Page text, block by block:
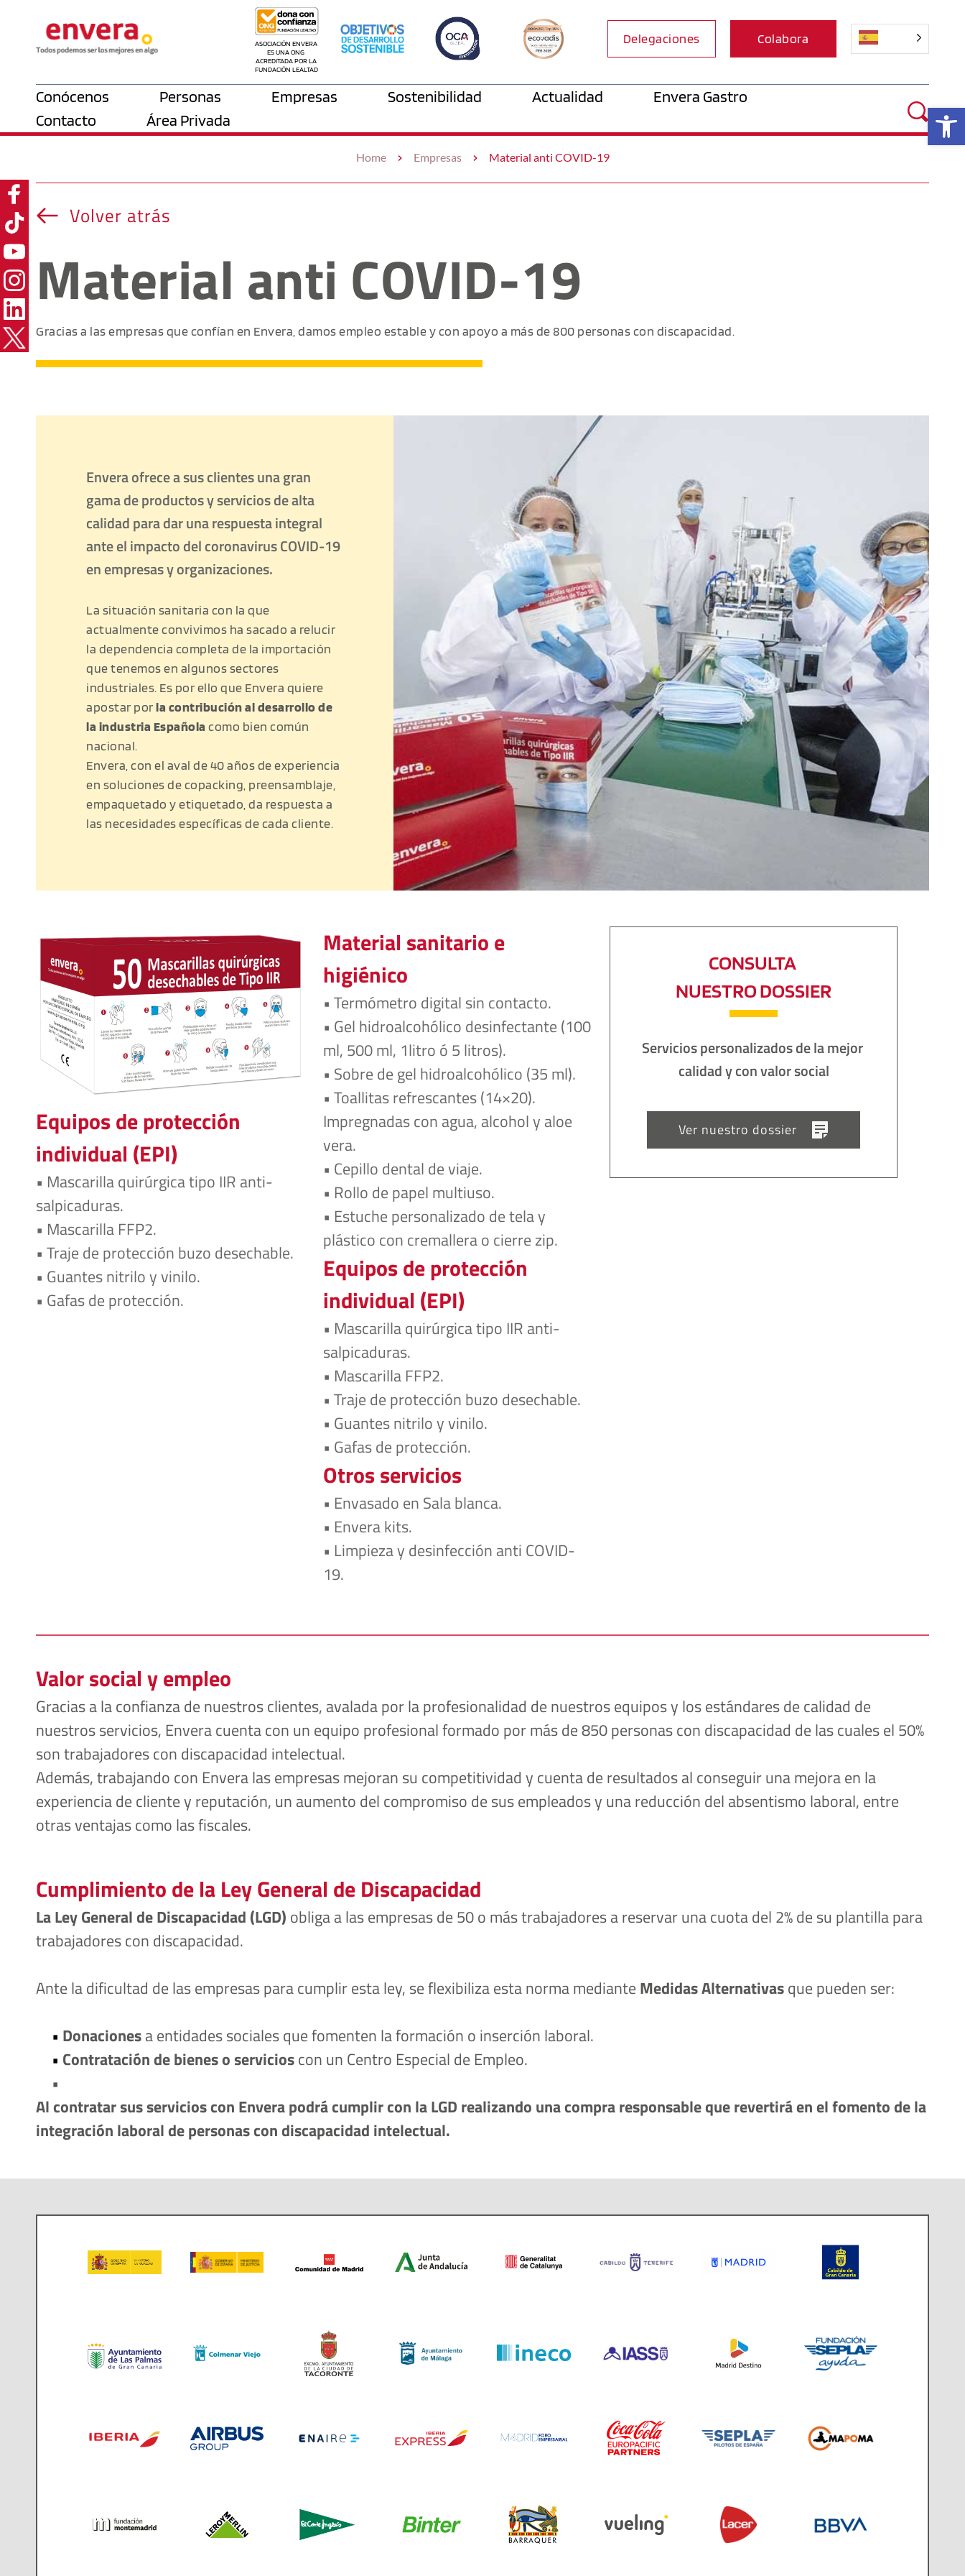
ASOCIACIÓN ENVERA
ES UNA ONG
ACREDITADA POR LA
FUNDACIÓN LEALTAD
Delegaciones Colabora
Conócenos Personas Empresas Sostenibilidad Actualidad
Envera Gastro
Contacto
Área Privada
Home Empresas Material anti COVID-19
Volver atrás
Material anti COVID-19
Gracias a las empresas que confían en Envera, damos empleo estable y con apoyo a más de 800 personas con discapacidad.
Envera ofrece a sus clientes una gran
gama de productos y servicios de alta
calidad para dar una respuesta integral
ante el impacto del coronavirus COVID-19
en empresas y organizaciones.
La situación sanitaria con la que
actualmente convivimos ha sacado a relucir
la dependencia completa de la importación
que tenemos en algunos sectores
industriales. Es por ello que Envera quiere
apostar por la contribución al desarrollo de
la industria Española como bien común
nacional.
Envera, con el aval de 40 años de experiencia
en soluciones de copacking, preensamblaje,
empaquetado y etiquetado, da respuesta a
las necesidades específicas de cada cliente.
Equipos de protección
individual (EPI)
• Mascarilla quirúrgica tipo IIR anti-
salpicaduras.
• Mascarilla FFP2.
• Traje de protección buzo desechable.
• Guantes nitrilo y vinilo.
• Gafas de protección.
Material sanitario e
higiénico
• Termómetro digital sin contacto.
• Gel hidroalcohólico desinfectante (100
ml, 500 ml, 1litro ó 5 litros).
• Sobre de gel hidroalcohólico (35 ml).
• Toallitas refrescantes (14×20).
Impregnadas con agua, alcohol y aloe
vera.
• Cepillo dental de viaje.
• Rollo de papel multiuso.
• Estuche personalizado de tela y
plástico con cremallera o cierre zip.
Equipos de protección
individual (EPI)
• Mascarilla quirúrgica tipo IIR anti-
salpicaduras.
• Mascarilla FFP2.
• Traje de protección buzo desechable.
• Guantes nitrilo y vinilo.
• Gafas de protección.
Otros servicios
• Envasado en Sala blanca.
• Envera kits.
• Limpieza y desinfección anti COVID-
19.
CONSULTA
NUESTRO DOSSIER
Servicios personalizados de la mejor
calidad y con valor social
Ver nuestro dossier
Valor social y empleo
Gracias a la confianza de nuestros clientes, avalada por la profesionalidad de nuestros equipos y los estándares de calidad de
nuestros servicios, Envera cuenta con un equipo profesional formado por más de 850 personas con discapacidad de las cuales el 50%
son trabajadores con discapacidad intelectual.
Además, trabajando con Envera las empresas mejoran su competitividad y cuenta de resultados al conseguir una mejora en la
experiencia de cliente y reputación, un aumento del compromiso de sus empleados y una reducción del absentismo laboral, entre
otras ventajas como las fiscales.
Cumplimiento de la Ley General de Discapacidad
La Ley General de Discapacidad (LGD) obliga a las empresas de 50 o más trabajadores a reservar una cuota del 2% de su plantilla para
trabajadores con discapacidad.
Ante la dificultad de las empresas para cumplir esta ley, se flexibiliza esta norma mediante Medidas Alternativas que pueden ser:
Donaciones a entidades sociales que fomenten la formación o inserción laboral.
Contratación de bienes o servicios con un Centro Especial de Empleo.
Al contratar sus servicios con Envera podrá cumplir con la LGD realizando una compra responsable que revertirá en el fomento de la
integración laboral de personas con discapacidad intelectual.